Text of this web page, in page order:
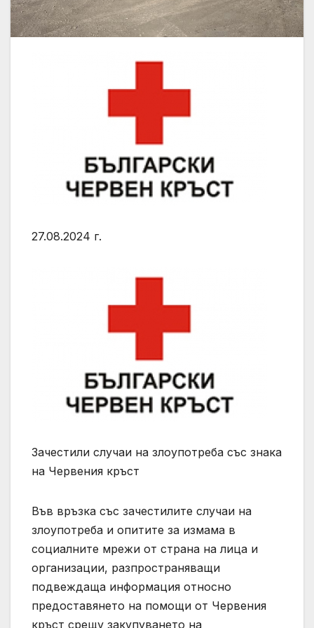
27.08.2024 г.
Зачестили случаи на злоупотреба със знака
на Червения кръст
Във връзка със зачестилите случаи на
злоупотреба и опитите за измама в
социалните мрежи от страна на лица и
организации, разпространяващи
подвеждаща информация относно
предоставянето на помощи от Червения
кръст срещу закупуването на